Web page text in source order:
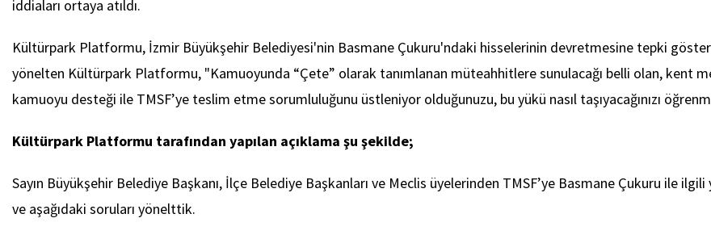
iddiaları ortaya atıldı.
Kültürpark Platformu, İzmir Büyükşehir Belediyesi'nin Basmane Çukuru'ndaki hisselerinin devretmesine tepki
yönelten Kültürpark Platformu, "Kamuoyunda “Çete” olarak tanımlanan müteahhitlere sunulacağı belli olan, kent
kamuoyu desteği ile TMSF’ye teslim etme sorumluluğunu üstleniyor olduğunuzu, bu yükü nasıl taşıyacağınızı
Kültürpark Platformu tarafından yapılan açıklama şu şekilde;
Sayın Büyükşehir Belediye Başkanı, İlçe Belediye Başkanları ve Meclis üyelerinden TMSF’ye Basmane Çukuru ile
ve aşağıdaki soruları yönelttik.